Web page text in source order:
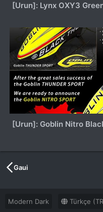
[Urun]: Lynx OXY3
[Urun]: Goblin Nitro
Gaui
Modern Dark
Türkçe